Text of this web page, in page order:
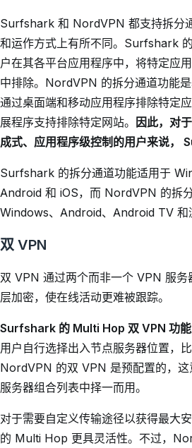
Surfshark 和 NordVPN 都支持拆分
和运作方式上有所不同。Surfshark
户在其各平台应用程序中，将特定应
中排除。NordVPN 的拆分通道功能
通过桌面端和移动应用程序排除特定
展程序支持排除特定网站。
因此，对
成式、应用程序级控制的用户来说，
Surfshark 的拆分通道功能适用于
Android 和 iOS，而 NordVPN 的拆
Windows、Android、Android TV 和
双 VPN
双 VPN 通过两个而非一个 VPN 服务
层加密，使在线活动更难被跟踪。
Surfshark 的 Multi Hop 双 VPN 功能
用户自行选择出入节点服务器位置，
NordVPN 的双 VPN 是预配置的，这
服务器组合列表中择一而用。
对于需要自定义传输途径以获得最大
的 Multi Hop 更具灵活性。不过，